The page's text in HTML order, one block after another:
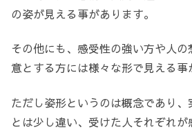
の姿が見える事があります。
その他にも、感受性の強い方や人
意とする方には様々な形で見える事
ただし姿形というのは概念であり、
とは少し違い、受けた人それぞれ